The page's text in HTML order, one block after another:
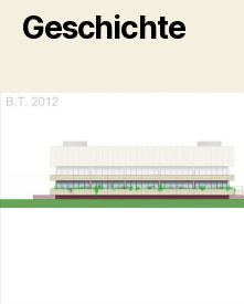
Geschichte